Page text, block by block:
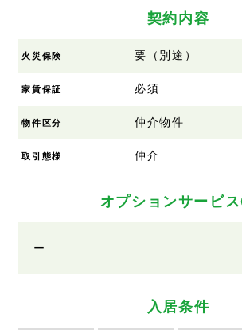
契約内容
火災保険 要（別途）
家賃保証 必須
物件区分 仲介物件
取引態様 仲介
オプションサービス
ー
入居条件